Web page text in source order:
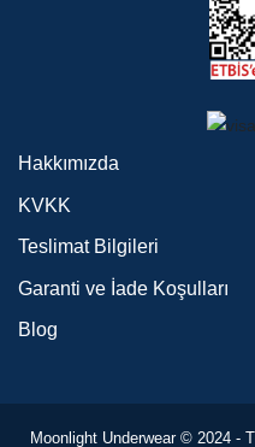
Hakkımızda
KVKK
Teslimat Bilgileri
Garanti ve İade Koşulları
Blog
Moonlight Underwear © 2024 -